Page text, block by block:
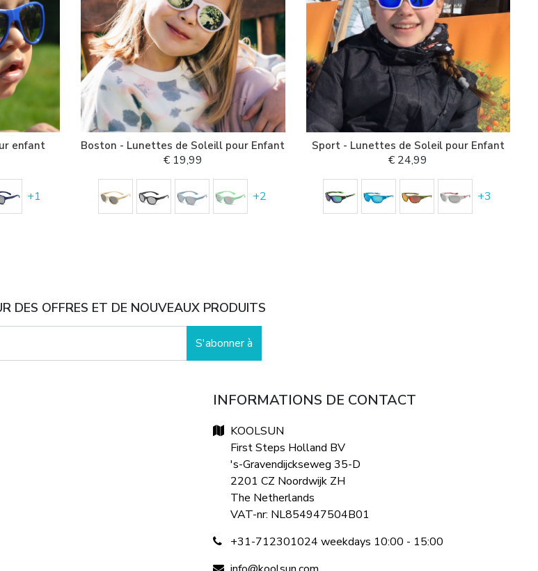
enfant
+1
Boston - Lunettes de Soleill pour Enfant
€ 19,99
+2
Sport - Lunettes de Soleil pour Enfant
€ 24,99
+3
DES OFFRES ET DE NOUVEAUX PRODUITS
S'abonner à
INFORMATIONS DE CONTACT
KOOLSUN
First Steps Holland BV
's-Gravendijckseweg 35-D
2201 CZ Noordwijk ZH
The Netherlands
VAT-nr: NL854947504B01
+31-712301024 weekdays 10:00 - 15:00